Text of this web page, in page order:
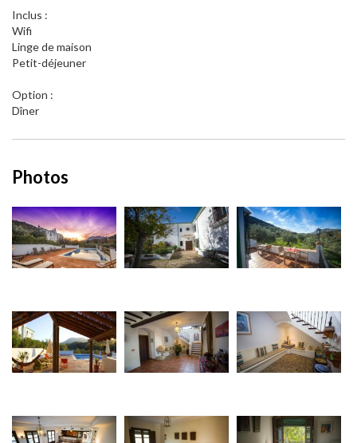
Inclus :
Wifi
Linge de maison
Petit-déjeuner
Option :
Dîner
Photos